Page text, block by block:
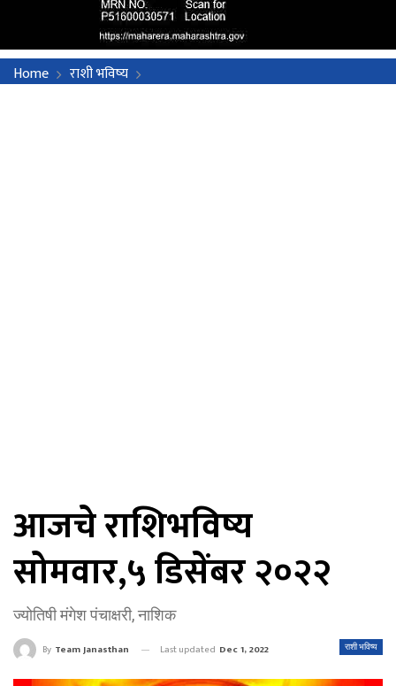
Home राशी भविष्य
आजचे राशिभविष्य
सोमवार,५ डिसेंबर २०२२
ज्योतिषी मंगेश पंचाक्षरी, नाशिक
राशी भविष्य
By Team Janasthan Last updated Dec 1, 2022